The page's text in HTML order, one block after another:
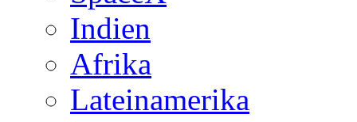
Indien
Afrika
Lateinamerika